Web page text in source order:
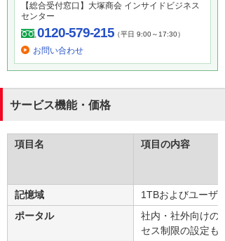
【総合受付窓口】大塚商会 インサイドビジネス
センター
0120-579-215（平日 9:00～17:30）
お問い合わせ
サービス機能・価格
項目名 項目の内容
記憶域
1TBおよびユーザ
ポータル
社内・社外向けの
セス制限の設定も